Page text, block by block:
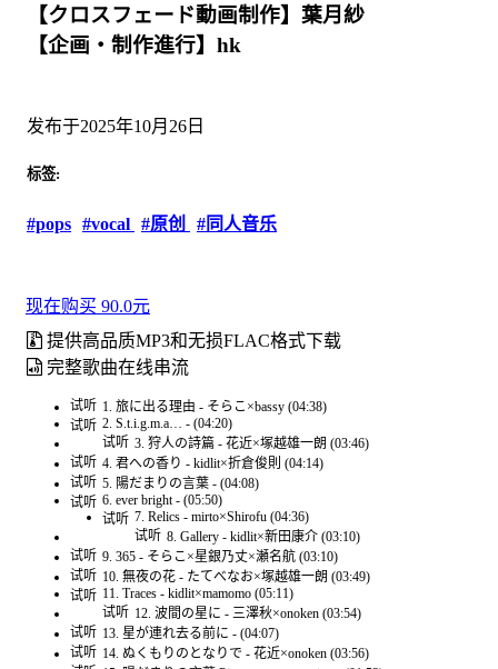
【クロスフェード動画制作】葉月紗
【企画・制作進行】hk
发布于2025年10月26日
标签:
#pops #vocal #原创 #同人音乐
现在购买 90.0元
提供高品质MP3和无损FLAC格式下载
完整歌曲在线串流
试听 1. 旅に出る理由 - そらこ×bassy (04:38)
试听 2. S.t.i.g.m.a… - (04:20)
试听 3. 狩人の詩篇 - 花近×塚越雄一朗 (03:46)
试听 4. 君への香り - kidlit×折倉俊則 (04:14)
试听 5. 陽だまりの言葉 - (04:08)
试听 6. ever bright - (05:50)
试听 7. Relics - mirto×Shirofu (04:36)
试听 8. Gallery - kidlit×新田康介 (03:10)
试听 9. 365 - そらこ×星銀乃丈×瀬名航 (03:10)
试听 10. 無夜の花 - たてべなお×塚越雄一朗 (03:49)
试听 11. Traces - kidlit×mamomo (05:11)
试听 12. 波間の星に - 三澤秋×onoken (03:54)
试听 13. 星が連れ去る前に - (04:07)
试听 14. ぬくもりのとなりで - 花近×onoken (03:56)